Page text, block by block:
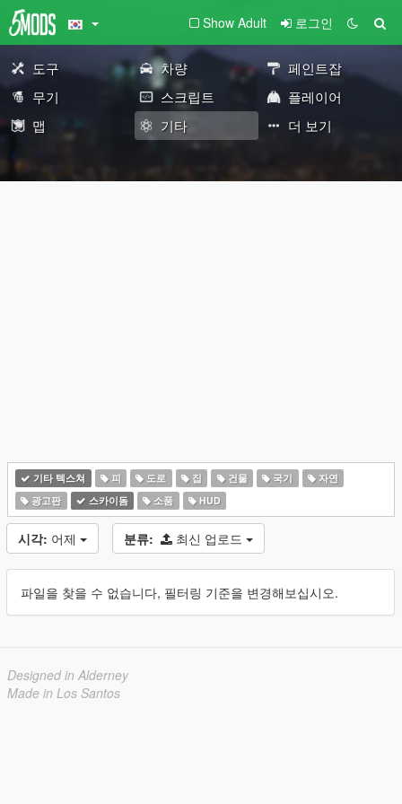
Show Adult 로그인
도구 차량
페인트잡
무기
스크립트
플레이어
맵
기타 더 보기
기타 텍스쳐 피 도로 집 건물 국기
자연
광고판
스카이돔 소품 HUD
시각: 어제 분류: 최신 업로드
파일을 찾을 수 없습니다, 필터링 기준을 변경해보십시오.
Designed in Alderney
Made in Los Santos